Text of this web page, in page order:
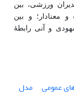
ورزشی، بین
معنادار؛ و بین
و آنی رابطۀ
عمومی
مدل